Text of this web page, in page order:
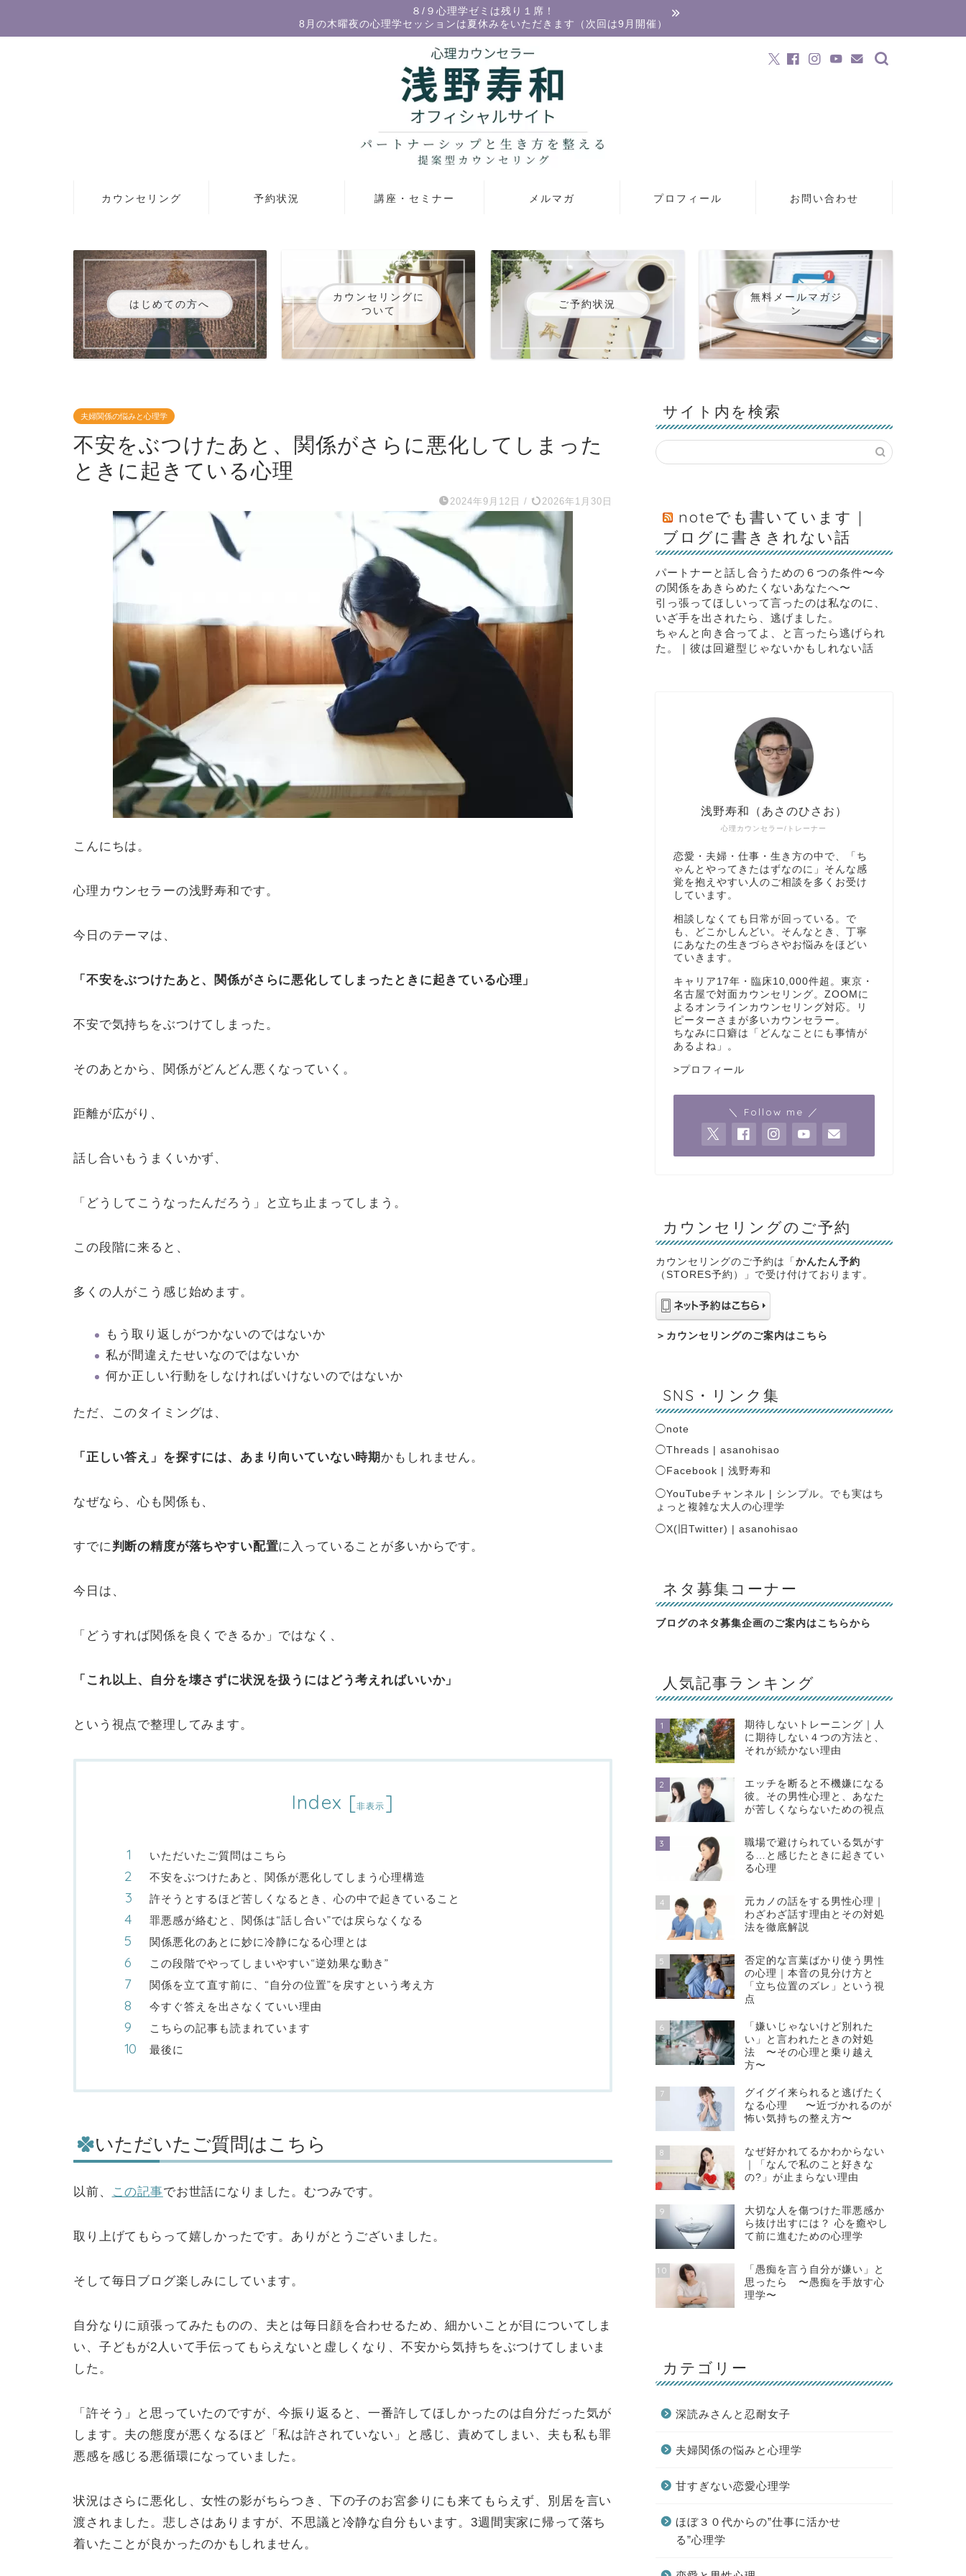
８/９心理学ゼミは残り１席！
8月の木曜夜の心理学セッションは夏休みをいただきます（次回は9月開催）
カウンセリング 予約状況 講座・セミナー メルマガ プロフィール お問い合わせ
はじめての方へ
カウンセリングに
ついて
ご予約状況
無料メールマガジ
ン
夫婦関係の悩みと心理学
不安をぶつけたあと、関係がさらに悪化してしまった
ときに起きている心理
2024年9月12日 / 2026年1月30日
こんにちは。
心理カウンセラーの浅野寿和です。
今日のテーマは、
「不安をぶつけたあと、関係がさらに悪化してしまったときに起きている心理」
不安で気持ちをぶつけてしまった。
そのあとから、関係がどんどん悪くなっていく。
距離が広がり、
話し合いもうまくいかず、
「どうしてこうなったんだろう」と立ち止まってしまう。
この段階に来ると、
多くの人がこう感じ始めます。
もう取り返しがつかないのではないか
私が間違えたせいなのではないか
何か正しい行動をしなければいけないのではないか
ただ、このタイミングは、
「正しい答え」を探すには、あまり向いていない時期 かもしれません。
なぜなら、心も関係も、
すでに判断の精度が落ちやすい配置に入っていることが多いからです。
今日は、
「どうすれば関係を良くできるか」ではなく、
「これ以上、自分を壊さずに状況を扱うにはどう考えればいいか」
という視点で整理してみます。
Index [非表示 ]
いただいたご質問はこちら
不安をぶつけたあと、関係が悪化してしまう心理構造
許そうとするほど苦しくなるとき、心の中で起きていること
罪悪感が絡むと、関係は“話し合い”では戻らなくなる
関係悪化のあとに妙に冷静になる心理とは
この段階でやってしまいやすい“逆効果な動き”
関係を立て直す前に、“自分の位置”を戻すという考え方
今すぐ答えを出さなくていい理由
こちらの記事も読まれています
最後に
いただいたご質問はこちら
以前、 この記事でお世話になりました。むつみです。
取り上げてもらって嬉しかったです。ありがとうございました。
そして毎日ブログ楽しみにしています。
自分なりに頑張ってみたものの、夫とは毎日顔を合わせるため、細かいことが目についてしま
い、子どもが2人いて手伝ってもらえないと虚しくなり、不安から気持ちをぶつけてしまいま
した。
「許そう」と思っていたのですが、今振り返ると、一番許してほしかったのは自分だった気が
します。夫の態度が悪くなるほど「私は許されていない」と感じ、責めてしまい、夫も私も罪
悪感を感じる悪循環になっていました。
状況はさらに悪化し、女性の影がちらつき、下の子のお宮参りにも来てもらえず、別居を言い
渡されました。悲しさはありますが、不思議と冷静な自分もいます。3週間実家に帰って落ち
着いたことが良かったのかもしれません。
サイト内を検索
noteでも書いています｜
ブログに書ききれない話
パートナーと話し合うための６つの条件〜今
の関係をあきらめたくないあなたへ〜
引っ張ってほしいって言ったのは私なのに、
いざ手を出されたら、逃げました。
ちゃんと向き合ってよ、と言ったら逃げられ
た。｜彼は回避型じゃないかもしれない話
心理カウンセラー/トレーナー
浅野寿和（あさのひさお）
恋愛・夫婦・仕事・生き方の中で、「ち
ゃんとやってきたはずなのに」そんな感
覚を抱えやすい人のご相談を多くお受け
しています。
相談しなくても日常が回っている。で
も、どこかしんどい。そんなとき、丁寧
にあなたの生きづらさやお悩みをほどい
ていきます。
キャリア17年・臨床10,000件超。東京・
名古屋で対面カウンセリング。ZOOMに
よるオンラインカウンセリング対応。リ
ピーターさまが多いカウンセラー。
ちなみに口癖は「どんなことにも事情が
あるよね」。
>プロフィール
＼ Follow me ／
カウンセリングのご予約
カウンセリングのご予約は「 かんたん予約
（STORES予約）」で受け付けております。
＞ カウンセリングのご案内はこちら
SNS・リンク集
◯note
◯Threads | asanohisao
◯ Facebook | 浅野寿和
◯YouTubeチャンネル | シンプル。でも実はち
ょっと複雑な大人の心理学
◯X(旧Twitter) | asanohisao
ネタ募集コーナー
ブログのネタ募集企画のご案内はこちらから
人気記事ランキング
1
期待しないトレーニング｜人
に期待しない４つの方法と、
それが続かない理由
2
エッチを断ると不機嫌になる
彼。その男性心理と、あなた
が苦しくならないための視点
3
職場で避けられている気がす
る…と感じたときに起きてい
る心理
4
元カノの話をする男性心理｜
わざわざ話す理由とその対処
法を徹底解説
5
否定的な言葉ばかり使う男性
の心理｜本音の見分け方と
「立ち位置のズレ」という視
点
6
「嫌いじゃないけど別れた
い」と言われたときの対処
法 〜その心理と乗り越え
方〜
7
グイグイ来られると逃げたく
なる心理 〜近づかれるのが
怖い気持ちの整え方〜
8
なぜ好かれてるかわからない
｜「なんで私のこと好きな
の?」が止まらない理由
9
大切な人を傷つけた罪悪感か
ら抜け出すには？ 心を癒やし
て前に進むための心理学
10
「愚痴を言う自分が嫌い」と
思ったら 〜愚痴を手放す心
理学〜
カテゴリー
深読みさんと忍耐女子
夫婦関係の悩みと心理学
甘すぎない恋愛心理学
ほぼ３０代からの”仕事に活かせ
る”心理学